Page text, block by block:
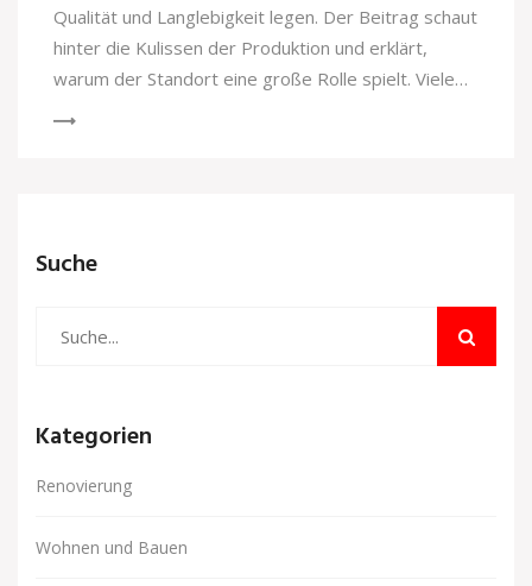
Qualität und Langlebigkeit legen. Der Beitrag schaut
hinter die Kulissen der Produktion und erklärt,
warum der Standort eine große Rolle spielt. Viele
Suche
Kategorien
Renovierung
Wohnen und Bauen